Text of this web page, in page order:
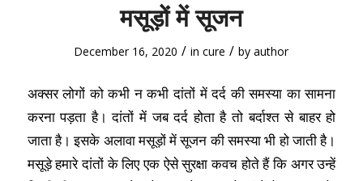
मसूड़ों में सूजन
December 16, 2020 / incure / byauthor
अक्सर लोगों को कभी न कभी दांतों में दर्द की समस्या का सामना
करना पड़ता है। दांतों में जब दर्द होता है तो बर्दाश्त से बाहर हो
जाता है। इसके अलावा मसूड़ों में सूजन की समस्या भी हो जाती है।
मसूड़े हमारे दांतों के लिए एक ऐसे सुरक्षा कवच होते हैं कि अगर उन्हें